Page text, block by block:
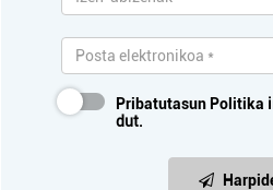
Pribatutasun Politika
dut.